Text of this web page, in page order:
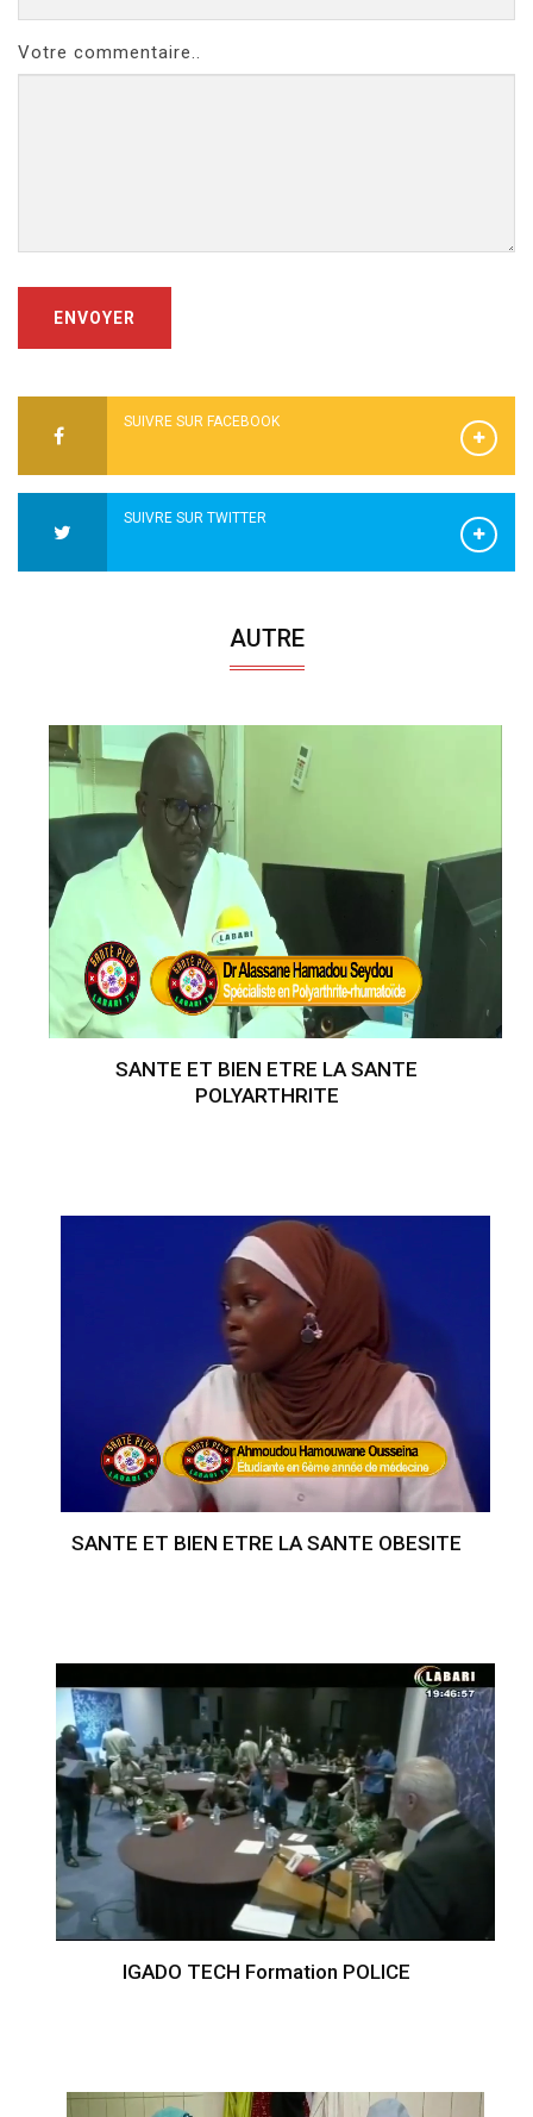
Votre commentaire..
ENVOYER
SUIVRE SUR FACEBOOK
SUIVRE SUR TWITTER
AUTRE
SANTE ET BIEN ETRE LA SANTE
POLYARTHRITE
SANTE ET BIEN ETRE LA SANTE OBESITE
IGADO TECH Formation POLICE